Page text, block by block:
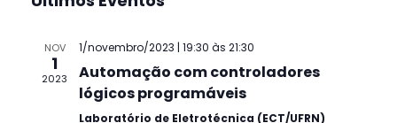
data.
NOV
1
2023
1/novembro/2023 | 19:30 às 21:30
Automação com controladores
lógicos programáveis
Laboratório de Eletrotécnica (ECT/UFRN)